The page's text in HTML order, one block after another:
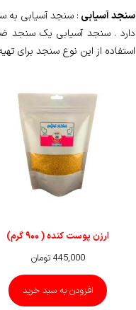
سنجد آسیابی : سنجد آسیابی به
دارد . سنجد آسیابی یک سنجد
استفاده از این نوع سنجد برای
ارزن پوست کنده ( ۹۰۰ گرم)
445,000 تومان
افزودن به سبد خرید